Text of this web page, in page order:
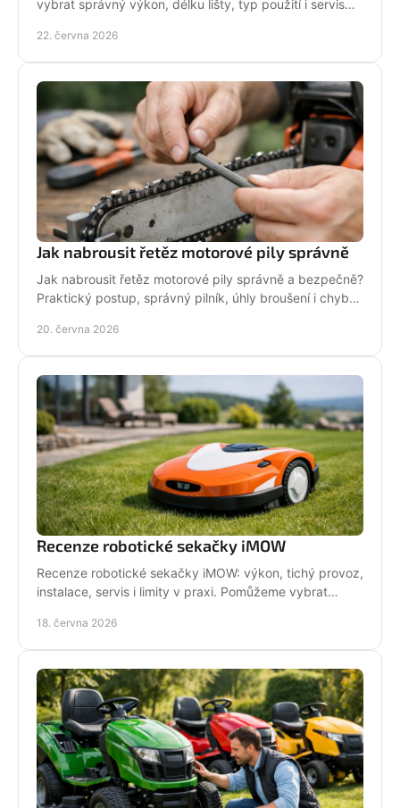
vybrat správný výkon, délku lišty, typ použití i servis
22. června 2026
Jak nabrousit řetěz motorové pily správně
Jak nabrousit řetěz motorové pily správně a bezpečně?
Praktický postup, správný pilník, úhly broušení i chyby,
20. června 2026
Recenze robotické sekačky iMOW
Recenze robotické sekačky iMOW: výkon, tichý provoz,
instalace, servis i limity v praxi. Pomůžeme vybrat
18. června 2026